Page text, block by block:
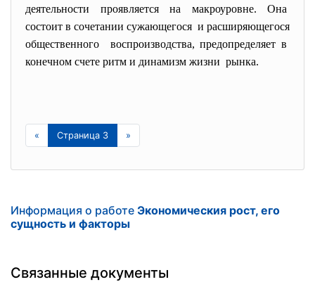
деятельности проявляется на макроуровне. Она
состоит в сочетании сужающегося и расширяющегося
общественного воспроизводства, предопределяет в
конечном счете ритм и динамизм жизни рынка.
« Страница 3 »
Информация о работе Экономическия рост, его
сущность и факторы
Связанные документы